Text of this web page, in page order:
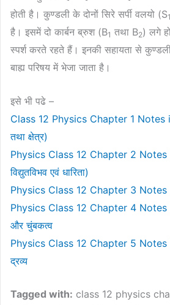
होती है। कुण्डली के दोनों सिरे सर्पी वलयो (S1
है। इसमें दो कार्बन ब्रुश (B1 तथा B2) लगे
स्पर्श करते रहते हैं। इनकी सहायता से कुण्डली
बाह्य परिषय में भेजा जाता है।
इसे भी पढे –
Class 12 Physics Chapter 1 Notes
तथा क्षेत्र)
Physics Class 12 Chapter 2 Notes
विद्युतविभव एवं धारिता)
Physics Class 12 Chapter 3 Notes
Physics Class 12 Chapter 4 Notes
और चुंबकत्व
Physics Class 12 Chapter 5 Notes
द्रव्य
Tagged with: class 12 physics